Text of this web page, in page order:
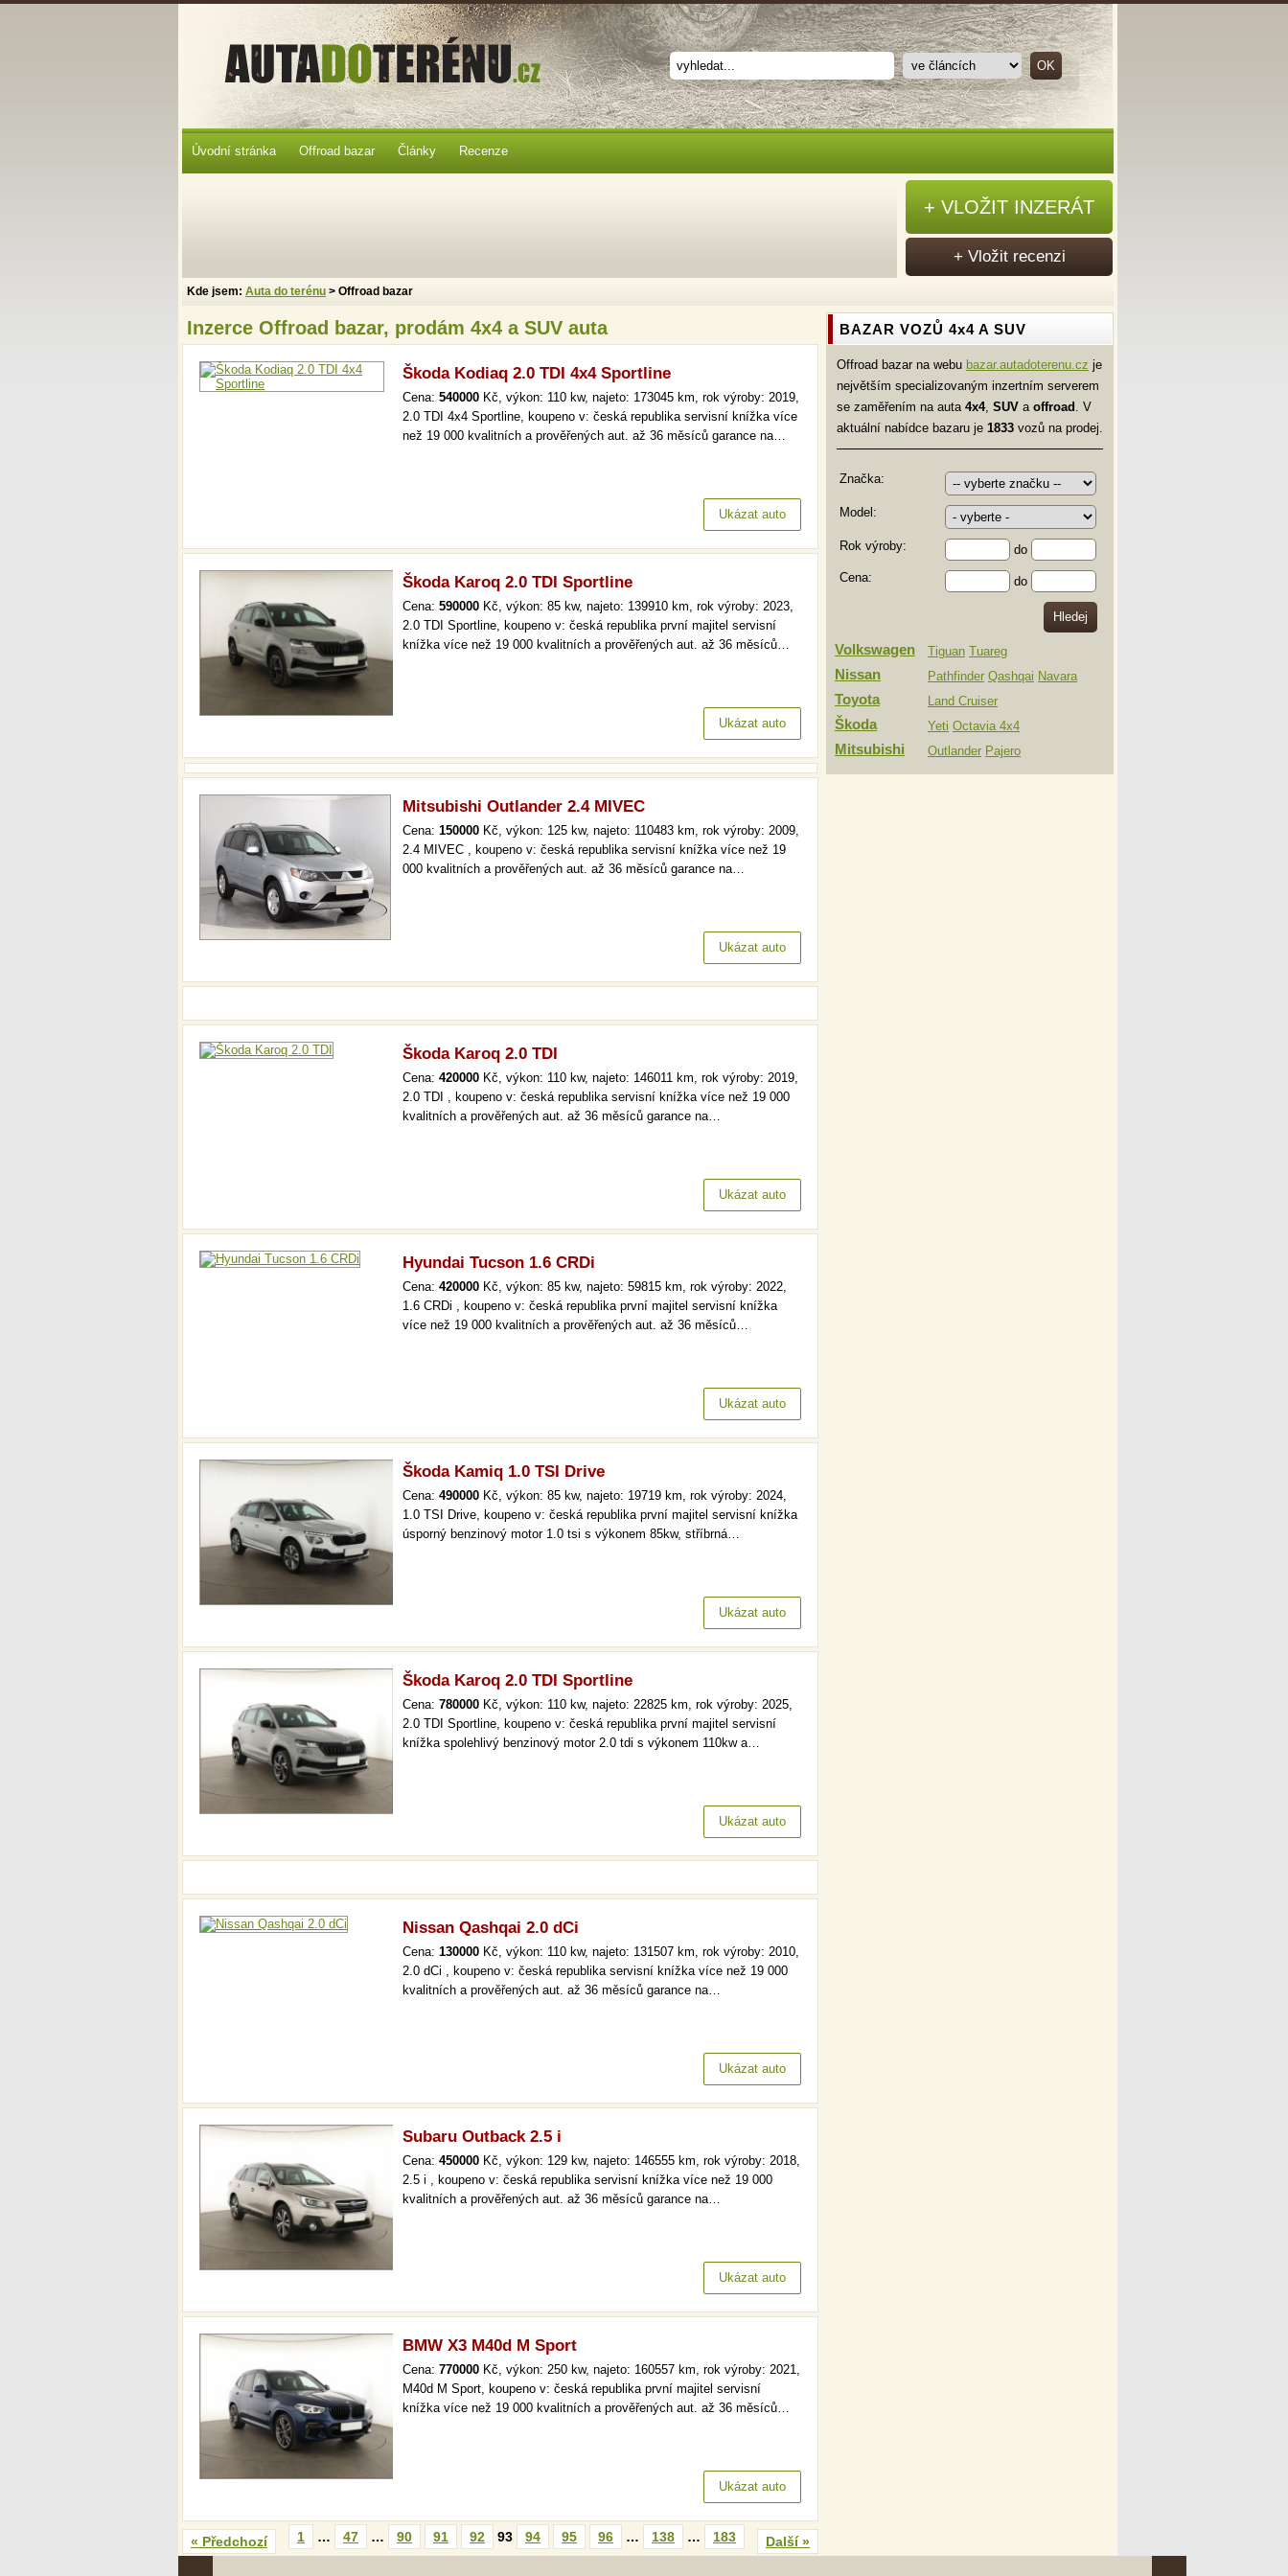
Inzerce Offroad bazar, prodám 4x4 a SUV auta
Škoda Kodiaq 2.0 TDI 4x4 Sportline
Cena: 540000 Kč, výkon: 110 kw, najeto: 173045 km, rok výroby: 2019,
2.0 TDI 4x4 Sportline, koupeno v: česká republika servisní knížka více
než 19 000 kvalitních a prověřených aut. až 36 měsíců garance na…
Ukázat auto
Škoda Karoq 2.0 TDI Sportline
Cena: 590000 Kč, výkon: 85 kw, najeto: 139910 km, rok výroby: 2023,
2.0 TDI Sportline, koupeno v: česká republika první majitel servisní
knížka více než 19 000 kvalitních a prověřených aut. až 36 měsíců…
Ukázat auto
Mitsubishi Outlander 2.4 MIVEC
Cena: 150000 Kč, výkon: 125 kw, najeto: 110483 km, rok výroby: 2009,
2.4 MIVEC , koupeno v: česká republika servisní knížka více než 19
000 kvalitních a prověřených aut. až 36 měsíců garance na…
Ukázat auto
Škoda Karoq 2.0 TDI
Cena: 420000 Kč, výkon: 110 kw, najeto: 146011 km, rok výroby: 2019,
2.0 TDI , koupeno v: česká republika servisní knížka více než 19 000
kvalitních a prověřených aut. až 36 měsíců garance na…
Ukázat auto
Hyundai Tucson 1.6 CRDi
Cena: 420000 Kč, výkon: 85 kw, najeto: 59815 km, rok výroby: 2022,
1.6 CRDi , koupeno v: česká republika první majitel servisní knížka
více než 19 000 kvalitních a prověřených aut. až 36 měsíců…
Ukázat auto
Škoda Kamiq 1.0 TSI Drive
Cena: 490000 Kč, výkon: 85 kw, najeto: 19719 km, rok výroby: 2024,
1.0 TSI Drive, koupeno v: česká republika první majitel servisní knížka
úsporný benzinový motor 1.0 tsi s výkonem 85kw, stříbrná…
Ukázat auto
Škoda Karoq 2.0 TDI Sportline
Cena: 780000 Kč, výkon: 110 kw, najeto: 22825 km, rok výroby: 2025,
2.0 TDI Sportline, koupeno v: česká republika první majitel servisní
knížka spolehlivý benzinový motor 2.0 tdi s výkonem 110kw a…
Ukázat auto
Nissan Qashqai 2.0 dCi
Cena: 130000 Kč, výkon: 110 kw, najeto: 131507 km, rok výroby: 2010,
2.0 dCi , koupeno v: česká republika servisní knížka více než 19 000
kvalitních a prověřených aut. až 36 měsíců garance na…
Ukázat auto
Subaru Outback 2.5 i
Cena: 450000 Kč, výkon: 129 kw, najeto: 146555 km, rok výroby: 2018,
2.5 i , koupeno v: česká republika servisní knížka více než 19 000
kvalitních a prověřených aut. až 36 měsíců garance na…
Ukázat auto
BMW X3 M40d M Sport
Cena: 770000 Kč, výkon: 250 kw, najeto: 160557 km, rok výroby: 2021,
M40d M Sport, koupeno v: česká republika první majitel servisní
knížka více než 19 000 kvalitních a prověřených aut. až 36 měsíců…
Ukázat auto
« Předchozí Další »
1 … 47 … 90 91 92 93 94 95 96 … 138 … 183
BAZAR VOZŮ 4x4 A SUV
Offroad bazar na webu bazar.autadoterenu.cz je
největším specializovaným inzertním serverem
se zaměřením na auta 4x4, SUV a offroad . V
aktuální nabídce bazaru je 1833 vozů na prodej.
Značka:
Model:
Rok výroby:
do
Cena:
do
Volkswagen Tiguan Tuareg
Nissan Pathfinder Qashqai Navara
Toyota Land Cruiser
Škoda Yeti Octavia 4x4
Mitsubishi Outlander Pajero
Úvodní stránka Offroad bazar Články Recenze
Kde jsem: Auta do terénu > Offroad bazar
+ VLOŽIT INZERÁT
+ Vložit recenzi